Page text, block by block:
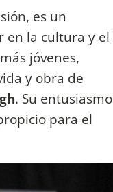
es un
en la cultura y el
jóvenes,
y obra de
. Su entusiasmo
para el